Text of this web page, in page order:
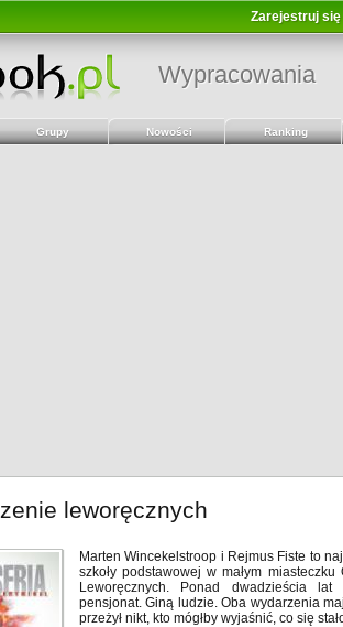
Zarejestruj się
Wypracowania
Grupy Nowości Ranking
leworęcznych
Marten Wincekelstroop i Rejmus Fiste to
szkoły podstawowej w małym
Leworęcznych. Ponad dwadzieścia
pensjonat. Giną ludzie. Oba wydarzenia
przeżył nikt, kto mógłby wyjaśnić, co się